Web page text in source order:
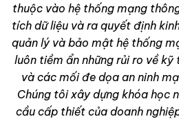
thuộc vào hệ thống mạng
tích dữ liệu và ra quyết định
quản lý và bảo mật hệ thống
luôn tiềm ẩn những rủi ro về
và các mối đe dọa an ninh
Chúng tôi xây dựng khóa học
cầu cấp thiết của doanh